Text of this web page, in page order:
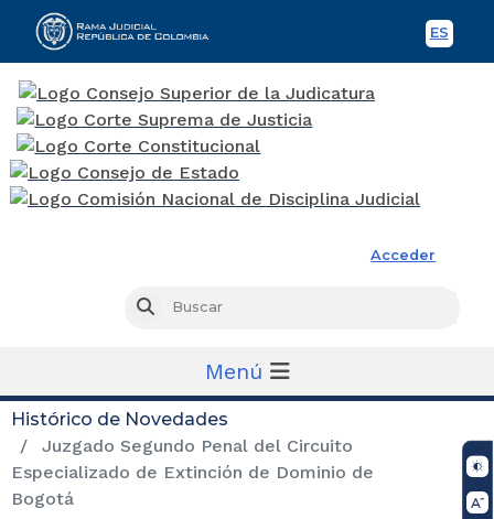
ES
Acceder
Buscar
Menú
Histórico de Novedades
Juzgado Segundo Penal del Circuito
Especializado de Extinción de Dominio de
Bogotá